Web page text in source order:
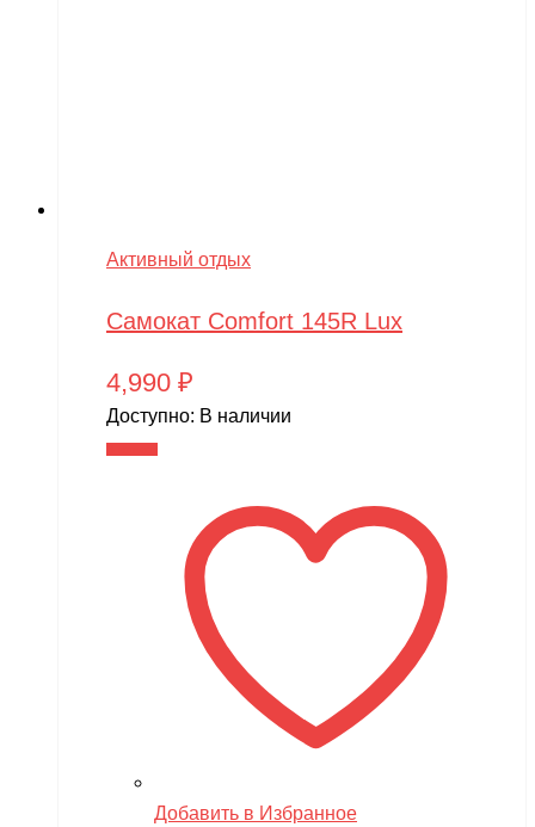
Активный отдых
Самокат Comfort 145R Lux
4,990 ₽
Доступно: В наличии
Добавить в Избранное